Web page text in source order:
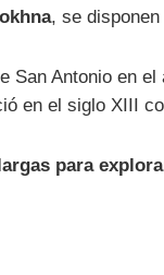
, se
Antonio en
en el siglo XIII
para